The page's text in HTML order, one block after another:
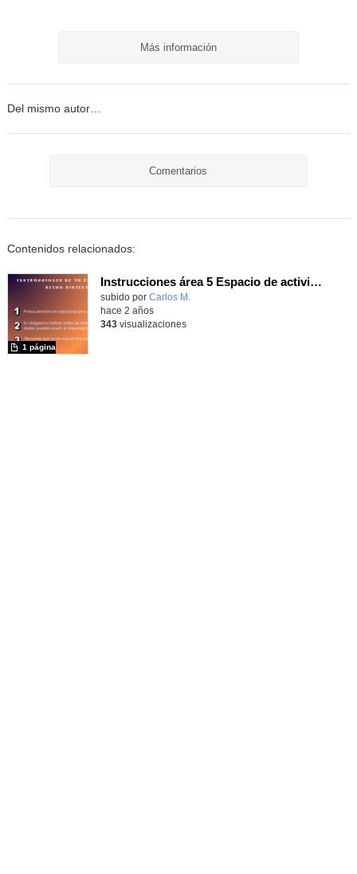
Más información
Del mismo autor…
Comentarios
Contenidos relacionados:
Instrucciones área 5 Espacio de actividades.
Contenido educativo.
subido por Carlos M.
1 página
hace 2 años
343visualizaciones